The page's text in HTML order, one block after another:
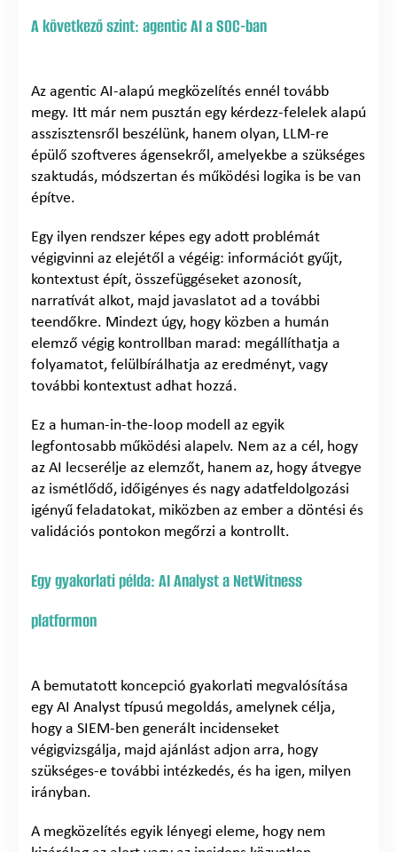
A következő szint: agentic AI a SOC-ban
Az agentic AI-alapú megközelítés ennél tovább
megy. Itt már nem pusztán egy kérdezz-felelek alapú
asszisztensről beszélünk, hanem olyan, LLM-re
épülő szoftveres ágensekről, amelyekbe a szükséges
szaktudás, módszertan és működési logika is be van
építve.
Egy ilyen rendszer képes egy adott problémát
végigvinni az elejétől a végéig: információt gyűjt,
kontextust épít, összefüggéseket azonosít,
narratívát alkot, majd javaslatot ad a további
teendőkre. Mindezt úgy, hogy közben a humán
elemző végig kontrollban marad: megállíthatja a
folyamatot, felülbírálhatja az eredményt, vagy
további kontextust adhat hozzá.
Ez a human-in-the-loop modell az egyik
legfontosabb működési alapelv. Nem az a cél, hogy
az AI lecserélje az elemzőt, hanem az, hogy átvegye
az ismétlődő, időigényes és nagy adatfeldolgozási
igényű feladatokat, miközben az ember a döntési és
validációs pontokon megőrzi a kontrollt.
Egy gyakorlati példa: AI Analyst a NetWitness
platformon
A bemutatott koncepció gyakorlati megvalósítása
egy AI Analyst típusú megoldás, amelynek célja,
hogy a SIEM-ben generált incidenseket
végigvizsgálja, majd ajánlást adjon arra, hogy
szükséges-e további intézkedés, és ha igen, milyen
irányban.
A megközelítés egyik lényegi eleme, hogy nem